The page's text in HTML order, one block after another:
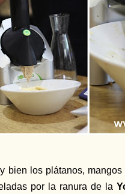
bien los plátanos,
por la ranura de la